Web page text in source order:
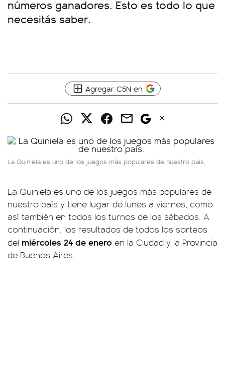
números ganadores. Esto es todo lo que
necesitás saber.
Agregar C5N en
La Quiniela es uno de los juegos más populares de nuestro país.
La Quiniela es uno de los juegos más populares de
nuestro país y tiene lugar de lunes a viernes, como
así también en todos los turnos de los sábados. A
continuación, los resultados de todos los sorteos
del miércoles 24 de enero en la Ciudad y la Provincia
de Buenos Aires.